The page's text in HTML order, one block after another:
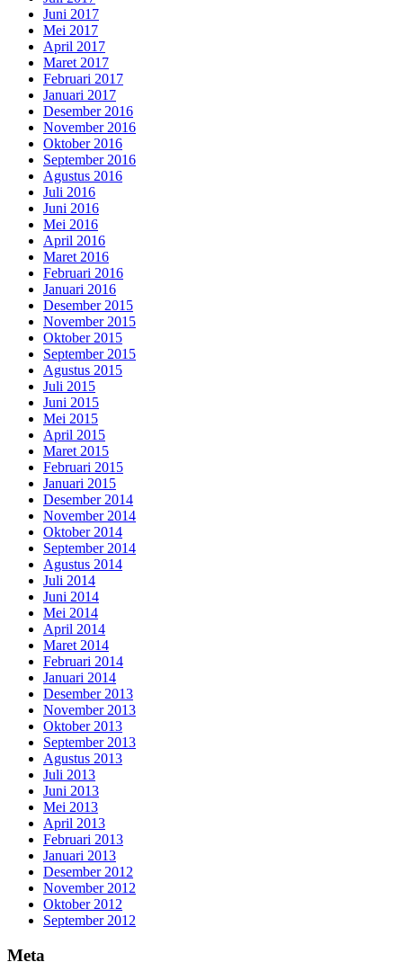
Juni 2017
Mei 2017
April 2017
Maret 2017
Februari 2017
Januari 2017
Desember 2016
November 2016
Oktober 2016
September 2016
Agustus 2016
Juli 2016
Juni 2016
Mei 2016
April 2016
Maret 2016
Februari 2016
Januari 2016
Desember 2015
November 2015
Oktober 2015
September 2015
Agustus 2015
Juli 2015
Juni 2015
Mei 2015
April 2015
Maret 2015
Februari 2015
Januari 2015
Desember 2014
November 2014
Oktober 2014
September 2014
Agustus 2014
Juli 2014
Juni 2014
Mei 2014
April 2014
Maret 2014
Februari 2014
Januari 2014
Desember 2013
November 2013
Oktober 2013
September 2013
Agustus 2013
Juli 2013
Juni 2013
Mei 2013
April 2013
Februari 2013
Januari 2013
Desember 2012
November 2012
Oktober 2012
September 2012
Meta